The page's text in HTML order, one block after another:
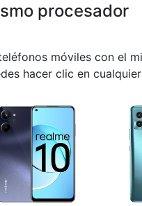
procesador
móviles con el
hacer clic en